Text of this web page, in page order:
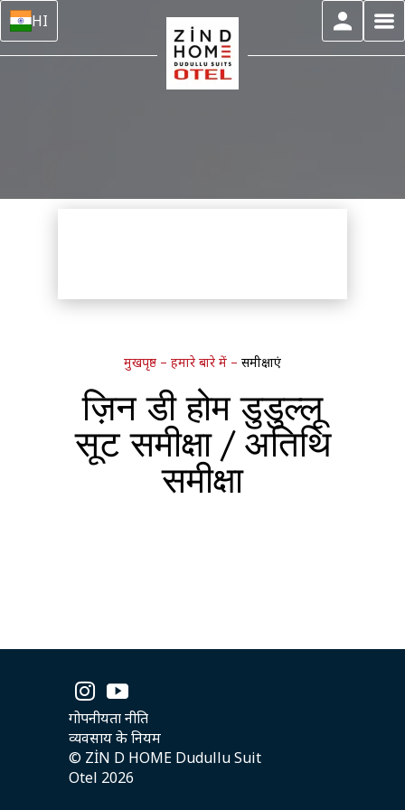
HI
मुखपृष्ठ – हमारे बारे में – समीक्षाएं
ज़िन डी होम डुडुल्लू
सूट समीक्षा / अतिथि
समीक्षा
© ZİN D HOME Dudullu Suit
Otel 2026
गोपनीयता नीति
व्यवसाय के नियम